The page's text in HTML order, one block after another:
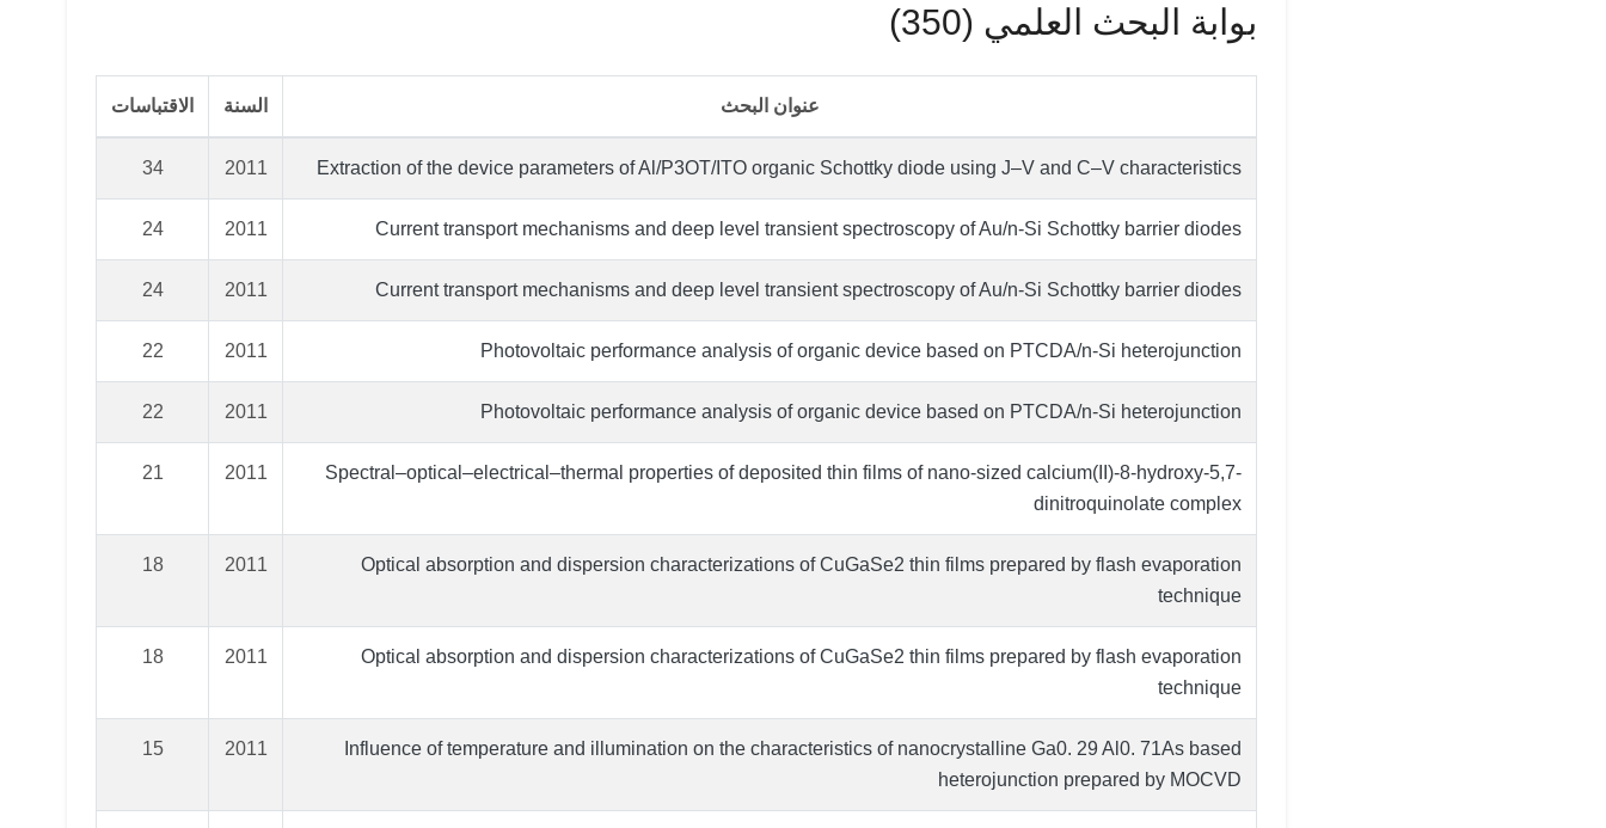
بوابة البحث العلمي (350)
عنوان البحث السنة الاقتباسات
Extraction of the device parameters of Al/P3OT/ITO organic Schottky diode using J–V and C–V characteristics
2011
34
Current transport mechanisms and deep level transient spectroscopy of Au/n-Si Schottky barrier diodes
2011
24
Current transport mechanisms and deep level transient spectroscopy of Au/n-Si Schottky barrier diodes
2011
24
Photovoltaic performance analysis of organic device based on PTCDA/n-Si heterojunction
2011
22
Photovoltaic performance analysis of organic device based on PTCDA/n-Si heterojunction
2011
22
Spectral–optical–electrical–thermal properties of deposited thin films of nano-sized calcium(II)-8-hydroxy-5,7-
dinitroquinolate complex
2011
21
Optical absorption and dispersion characterizations of CuGaSe2 thin films prepared by flash evaporation
technique
2011
18
Optical absorption and dispersion characterizations of CuGaSe2 thin films prepared by flash evaporation
technique
2011
18
Influence of temperature and illumination on the characteristics of nanocrystalline Ga0. 29 Al0. 71As based
heterojunction prepared by MOCVD
2011
15